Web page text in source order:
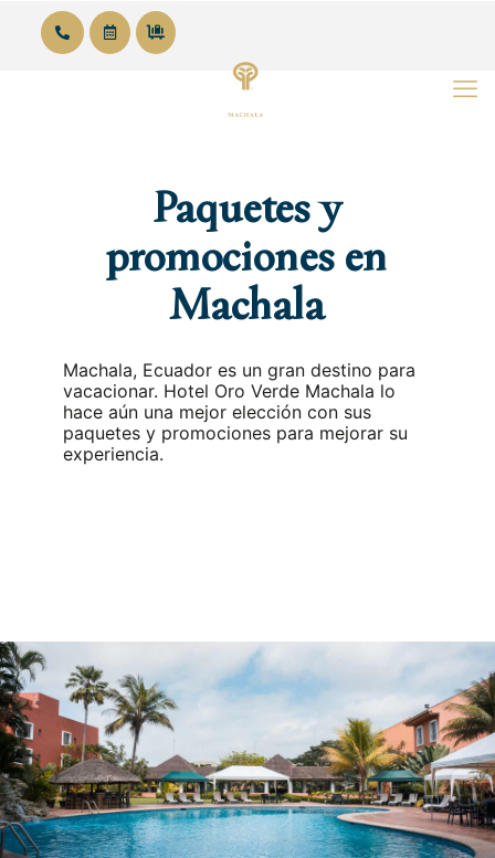
Paquetes y
promociones en
Machala
Machala, Ecuador es un gran destino para
vacacionar. Hotel Oro Verde Machala lo
hace aún una mejor elección con sus
paquetes y promociones para mejorar su
experiencia.